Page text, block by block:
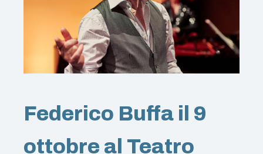
Federico Buffa il 9
ottobre al Teatro